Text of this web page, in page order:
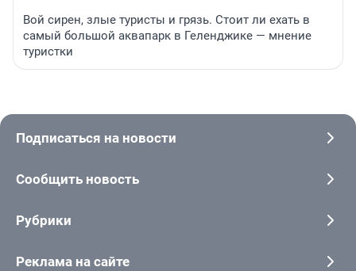
Вой сирен, злые туристы и грязь. Стоит ли ехать в
самый большой аквапарк в Геленджике — мнение
туристки
Подписаться на новости
Сообщить новость
Рубрики
Реклама на сайте